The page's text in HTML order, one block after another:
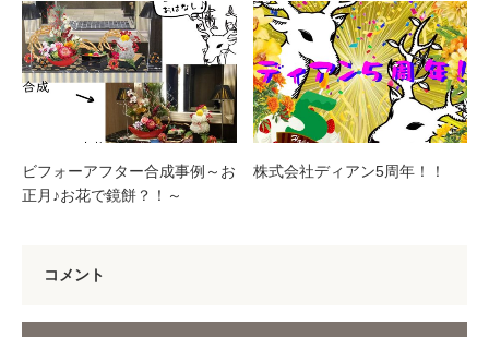
ビフォーアフター合成事例～お
正月♪お花で鏡餅？！～
株式会社ディアン5周年！！
コメント